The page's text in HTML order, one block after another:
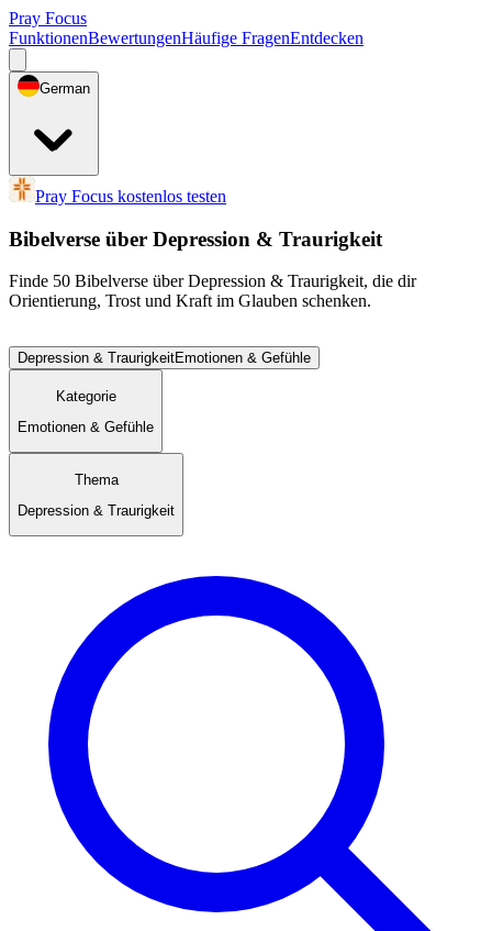
Pray Focus
FunktionenBewertungenHäufige FragenEntdecken
German
Pray Focus kostenlos testen
Bibelverse über Depression & Traurigkeit
Finde 50 Bibelverse über Depression & Traurigkeit, die dir
Orientierung, Trost und Kraft im Glauben schenken.
Depression & TraurigkeitEmotionen & Gefühle
Kategorie
Emotionen & Gefühle
Thema
Depression & Traurigkeit